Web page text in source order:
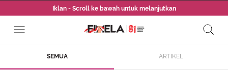
Iklan - Scroll ke bawah untuk melanjutkan
SEMUA ARTIKEL